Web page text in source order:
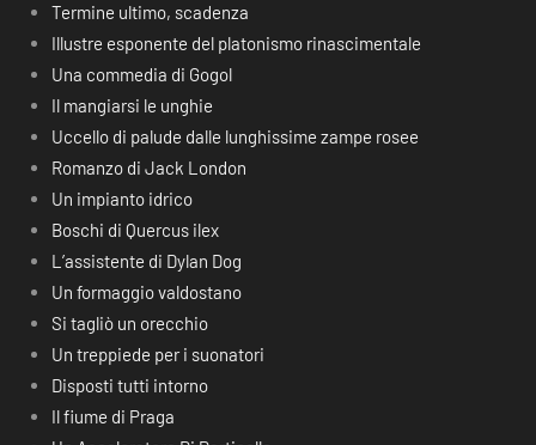
Termine ultimo, scadenza
Illustre esponente del platonismo rinascimentale
Una commedia di Gogol
Il mangiarsi le unghie
Uccello di palude dalle lunghissime zampe rosee
Romanzo di Jack London
Un impianto idrico
Boschi di Quercus ilex
L’assistente di Dylan Dog
Un formaggio valdostano
Si tagliò un orecchio
Un treppiede per i suonatori
Disposti tutti intorno
Il fiume di Praga